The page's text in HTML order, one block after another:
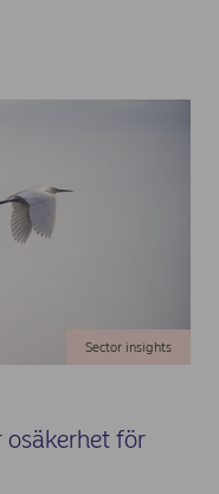
Sector insights
osäkerhet för